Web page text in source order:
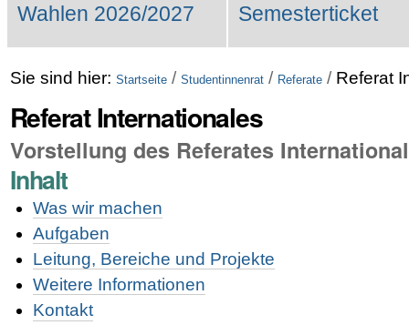
Wahlen 2026/2027 Semesterticket
Sie sind hier: Startseite / Studentinnenrat / Referate / Referat
Referat Internationales
Vorstellung des Referates
Inhalt
Was wir machen
Aufgaben
Leitung, Bereiche und Projekte
Weitere Informationen
Kontakt